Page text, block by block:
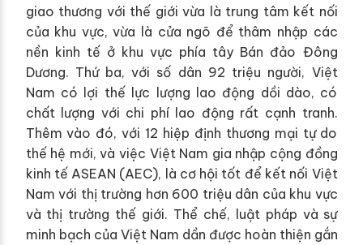
giao thương với thế giới vừa là trung tâm kết nối
của khu vực, vừa là cửa ngõ để thâm nhập các
nền kinh tế ở khu vực phía tây Bán đảo Đông
Dương. Thứ ba, với số dân 92 triệu người, Việt
Nam có lợi thế lực lượng lao động dồi dào, có
chất lượng với chi phí lao động rất cạnh tranh.
Thêm vào đó, với 12 hiệp định thương mại tự do
thế hệ mới, và việc Việt Nam gia nhập cộng đồng
kinh tế ASEAN (AEC), là cơ hội tốt để kết nối Việt
Nam với thị trường hơn 600 triệu dân của khu vực
và thị trường thế giới. Thể chế, luật pháp và sự
minh bạch của Việt Nam dần được hoàn thiện gắn